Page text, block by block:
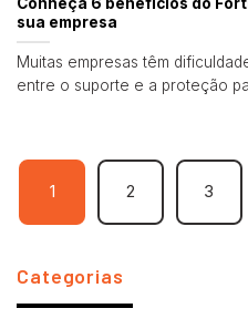
Conheça 6 benefícios do
sua empresa
Muitas empresas têm
entre o suporte e a proteção
1 2 3
Categorias